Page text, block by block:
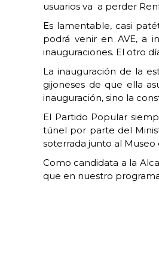
usuarios va a perder
Es lamentable, casi
podrá venir en AVE, a
inauguraciones. El otro
La inauguración de la
gijoneses de que ella
inauguración, sino la
El Partido Popular
túnel por parte del
soterrada junto al Museo
Como candidata a la
que en nuestro